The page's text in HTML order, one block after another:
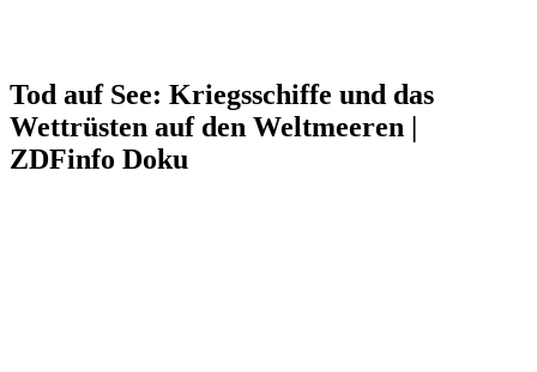
Tod auf See: Kriegsschiffe und das
Wettrüsten auf den Weltmeeren |
ZDFinfo Doku